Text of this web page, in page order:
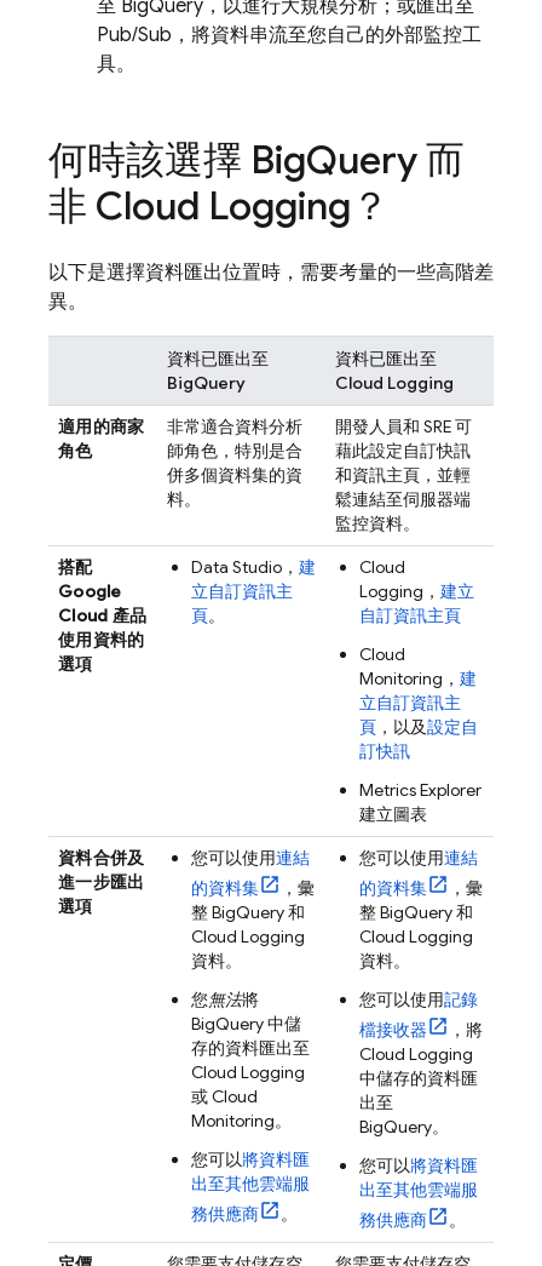
至 BigQuery ，以進行大規模分析；或匯出至
Pub/Sub ，將資料串流至您自己的外部監控工
具。
何時該選擇 BigQuery而
非 Cloud Logging ？
以下是選擇資料匯出位置時，需要考量的一些高階差
異。
資料已匯出至
BigQuery
資料已匯出至
Cloud Logging
適用的商家
角色
非常適合資料分析
師角色，特別是合
併多個資料集的資
料。
開發人員和 SRE 可
藉此設定自訂快訊
和資訊主頁，並輕
鬆連結至伺服器端
監控資料。
搭配
Google
Cloud 產品
使用資料的
選項
Data Studio ， 建
立自訂資訊主
頁。
Cloud
Logging ， 建立
自訂資訊主頁
Cloud
Monitoring ， 建
立自訂資訊主
頁 ，以及設定自
訂快訊
Metrics Explorer
建立圖表
資料合併及
進一步匯出
選項
您可以使用連結
的資料集
，彙
整BigQuery和
Cloud Logging
資料。
您無法將
BigQuery中儲
存的資料匯出至
Cloud Logging
或Cloud
Monitoring。
您可以將資料匯
出至其他雲端服
務供應商
。
您可以使用連結
的資料集
，彙
整BigQuery和
Cloud Logging
資料。
您可以使用記錄
檔接收器
，將
Cloud Logging
中儲存的資料匯
出至
BigQuery。
您可以將資料匯
出至其他雲端服
務供應商
。